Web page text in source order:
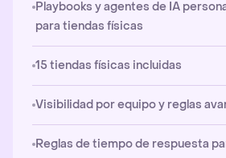
Playbooks y agentes de IA
para tiendas físicas
15 tiendas físicas incluidas
Visibilidad por equipo y reglas
Reglas de tiempo de respuesta